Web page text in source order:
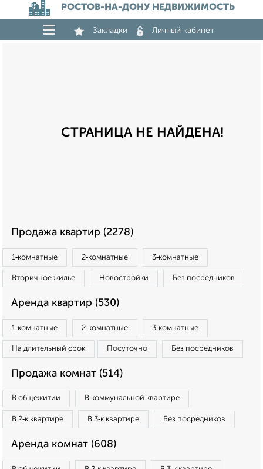
РОСТОВ-НА-ДОНУ НЕДВИЖИМОСТЬ
Закладки Личный кабинет
СТРАНИЦА НЕ НАЙДЕНА!
Продажа квартир (2278)
1‑комнатные 2‑комнатные 3‑комнатные
Вторичное жилье Новостройки Без посредников
Аренда квартир (530)
1‑комнатные 2‑комнатные 3‑комнатные
На длительный срок Посуточно Без посредников
Продажа комнат (514)
В общежитии В коммунальной квартире
В 2‑к квартире В 3‑к квартире Без посредников
Аренда комнат (608)